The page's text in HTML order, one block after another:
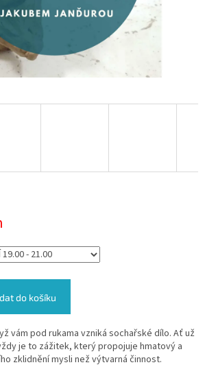
do košíku
vám pod rukama vzniká sochařské dílo. Ať už
je to zážitek, který propojuje hmatový a
zklidnění mysli než výtvarná činnost.